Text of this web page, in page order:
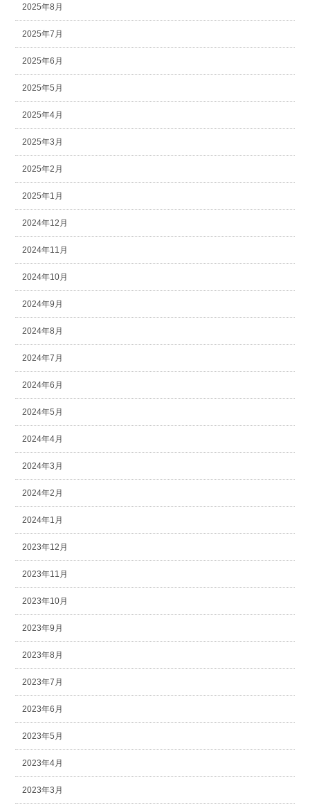
2025年8月
2025年7月
2025年6月
2025年5月
2025年4月
2025年3月
2025年2月
2025年1月
2024年12月
2024年11月
2024年10月
2024年9月
2024年8月
2024年7月
2024年6月
2024年5月
2024年4月
2024年3月
2024年2月
2024年1月
2023年12月
2023年11月
2023年10月
2023年9月
2023年8月
2023年7月
2023年6月
2023年5月
2023年4月
2023年3月